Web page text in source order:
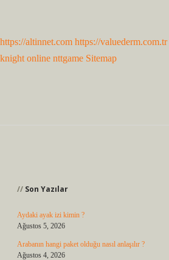
https://altinnet.com https://valuederm.com.tr
knight online nttgame Sitemap
Son Yazılar
Aydaki ayak izi kimin ?
Ağustos 5, 2026
Arabanın hangi paket olduğu nasıl anlaşılır ?
Ağustos 4, 2026